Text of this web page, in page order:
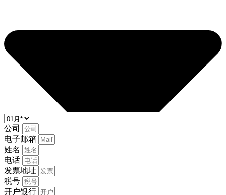
公司
电子邮箱
姓名
电话
发票地址
税号
开户银行